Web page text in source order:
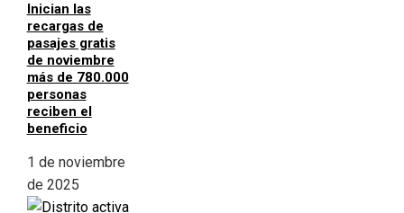
Inician las
recargas de
pasajes gratis
de noviembre
más de 780.000
personas
reciben el
beneficio
1 de noviembre
de 2025